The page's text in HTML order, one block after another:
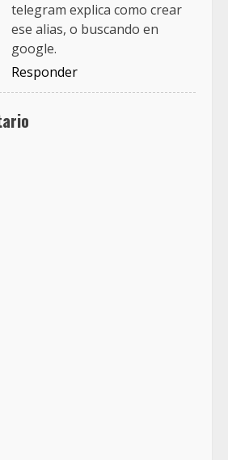
telegram explica como crear
ese alias, o buscando en
google.
Responder